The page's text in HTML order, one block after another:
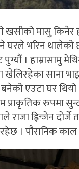
मासु किनेर
घरले भरिन
। हाम्रासामु
खेलिरहेका साना
एउटा घर
प्राकृतिक रुपमा
राजा ह्रिन्जेन
रहेछ । पौरानिक